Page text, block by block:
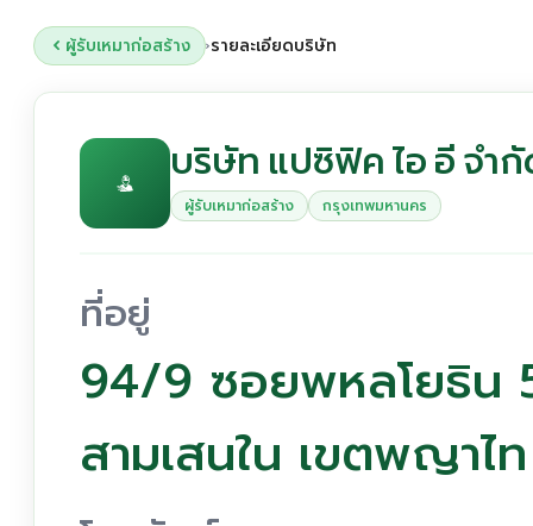
ผู้รับเหมาก่อสร้าง ›รายละเอียดบริษัท
บริษัท แปซิฟิค ไอ อี จำ
ผู้รับเหมาก่อสร้าง กรุงเทพมหานคร
ที่อยู่
94/9 ซอยพหลโยธิน
สามเสนใน เขตพญา